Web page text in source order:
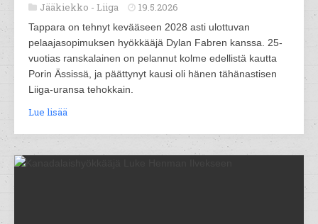
Jääkiekko - Liiga 19.5.2026
Tappara on tehnyt kevääseen 2028 asti ulottuvan
pelaajasopimuksen hyökkääjä Dylan Fabren kanssa. 25-
vuotias ranskalainen on pelannut kolme edellistä kautta
Porin Ässissä, ja päättynyt kausi oli hänen tähänastisen
Liiga-uransa tehokkain.
Lue lisää